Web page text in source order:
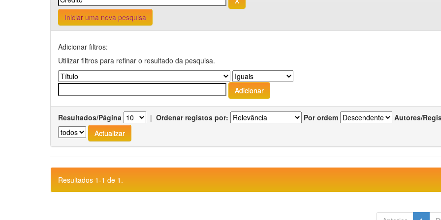
Iniciar uma nova pesquisa
Adicionar filtros:
Utilizar filtros para refinar o resultado da pesquisa.
Resultados/Página | Ordenar registos por: Por ordem Autores/
Resultados 1-1 de 1.